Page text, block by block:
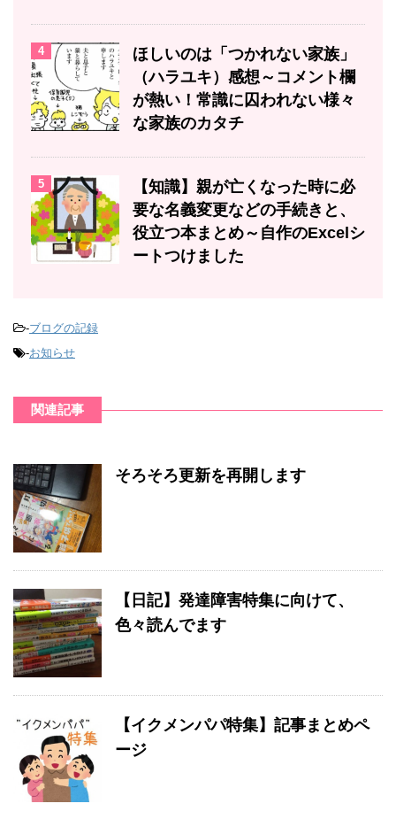
4
ほしいのは「つかれない家族」
（ハラユキ）感想～コメント欄
が熱い！常識に囚われない様々
な家族のカタチ
5
【知識】親が亡くなった時に必
要な名義変更などの手続きと、
役立つ本まとめ～自作のExcelシ
ートつけました
-ブログの記録
-お知らせ
関連記事
そろそろ更新を再開します
【日記】発達障害特集に向けて、
色々読んでます
【イクメンパパ特集】記事まとめペ
ージ